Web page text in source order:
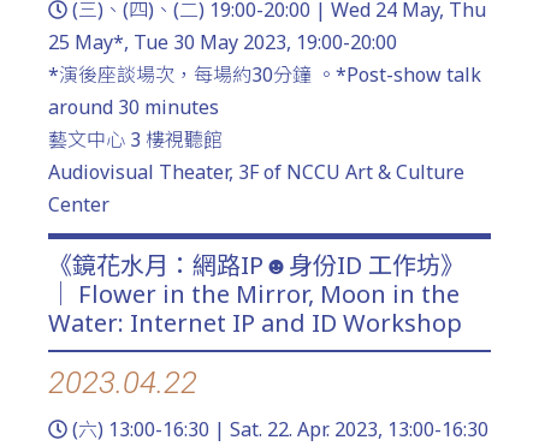
(三)、(四)、(二) 19:00-20:00 | Wed 24 May, Thu
25 May*, Tue 30 May 2023, 19:00-20:00
*演後座談場次，每場約30分鐘 。*Post-show talk
around 30 minutes
藝文中心 3 樓視聽館
Audiovisual Theater, 3F of NCCU Art & Culture
Center
《鏡花水月：網路IP☻身份ID 工作坊》
｜ Flower in the Mirror, Moon in the
Water: Internet IP and ID Workshop
2023.04.22
(六) 13:00-16:30 | Sat. 22. Apr. 2023, 13:00-16:30